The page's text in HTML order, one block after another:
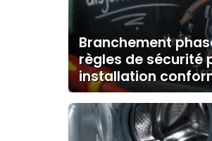
Branchement
règles de sécurité
installation